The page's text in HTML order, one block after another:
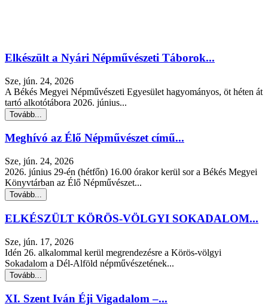
Elkészült a Nyári Népművészeti Táborok...
Sze, jún. 24, 2026
A Békés Megyei Népművészeti Egyesület hagyományos, öt héten át
tartó alkotótábora 2026. június...
Tovább...
Meghívó az Élő Népművészet című...
Sze, jún. 24, 2026
2026. június 29-én (hétfőn) 16.00 órakor kerül sor a Békés Megyei
Könyvtárban az Élő Népművészet...
Tovább...
ELKÉSZÜLT KÖRÖS-VÖLGYI SOKADALOM...
Sze, jún. 17, 2026
Idén 26. alkalommal kerül megrendezésre a Körös-völgyi
Sokadalom a Dél-Alföld népművészetének...
Tovább...
XI. Szent Iván Éji Vigadalom –...